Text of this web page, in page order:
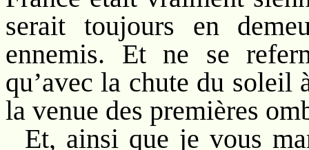
serait toujours en
ennemis. Et ne se
qu’avec la chute du soleil
la venue des premières
Et, ainsi que je vous